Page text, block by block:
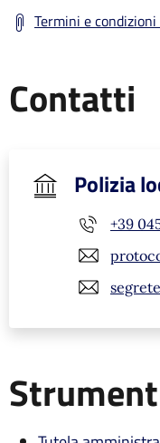
Termini e
Contatti
Polizia
+39